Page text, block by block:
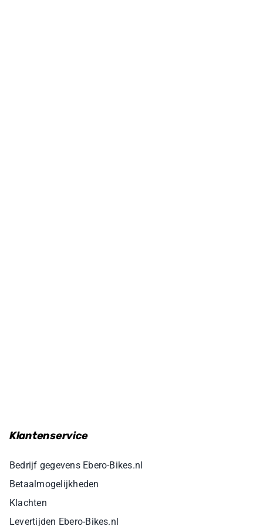
Klantenservice
Bedrijf gegevens Ebero-Bikes.nl
Betaalmogelijkheden
Klachten
Levertijden Ebero-Bikes.nl